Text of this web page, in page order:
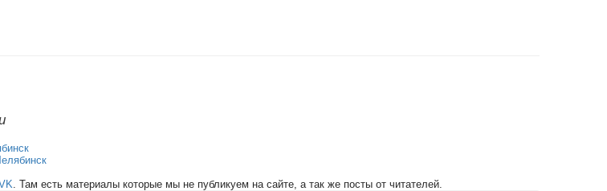
. Там есть материалы которые мы не публикуем на сайте, а так же посты от читателей.